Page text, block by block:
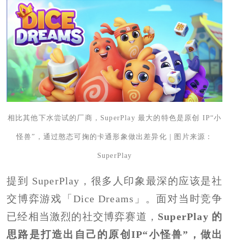
相比其他下水尝试的厂商，SuperPlay 最大的特色是原创 IP“小
怪兽”，通过憨态可掬的卡通形象做出差异化 | 图片来源：
SuperPlay
提到 SuperPlay，很多人印象最深的应该是社
交博弈游戏「Dice Dreams」。面对当时竞争
已经相当激烈的社交博弈赛道， SuperPlay 的
思路是打造出自己的原创IP“小怪兽”，做出